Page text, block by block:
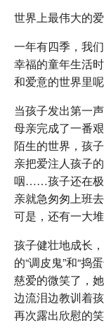
世界上最伟大的爱
一年有四季，我
幸福的童年生活
和爱意的世界里
当孩子发出第一
母亲完成了一番
陌生的世界，孩
亲把爱注人孩子
咽……孩子还在极
亲就急匆匆上班
可是，还有一大
孩子健壮地成长
的“调皮鬼”和“捣
慈爱的微笑了，
边流泪边教训着
再次露出欣慰的笑